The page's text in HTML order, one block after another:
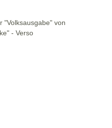
"Volksausgabe" von
- Verso